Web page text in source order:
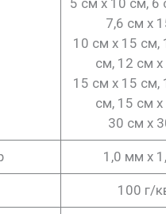
7,6 см x
10 см x 15 см,
см, 12 см
15 см x 15 см,
см, 15 см
30 см x
1,0 мм х
100 г/